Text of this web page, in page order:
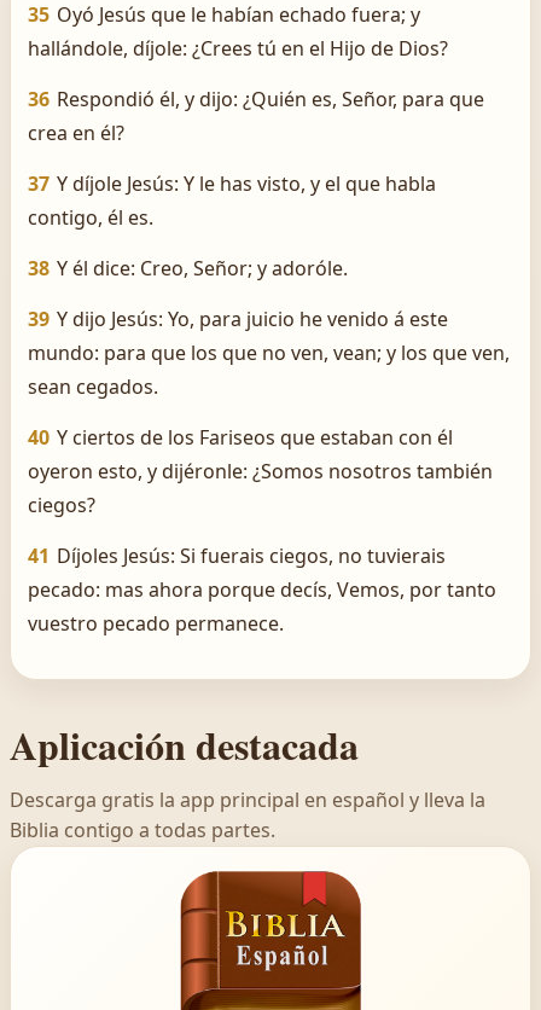
35 Oyó Jesús que le habían echado fuera; y
hallándole, díjole: ¿Crees tú en el Hijo de Dios?
36 Respondió él, y dijo: ¿Quién es, Señor, para que
crea en él?
37 Y díjole Jesús: Y le has visto, y el que habla
contigo, él es.
38 Y él dice: Creo, Señor; y adoróle.
39 Y dijo Jesús: Yo, para juicio he venido á este
mundo: para que los que no ven, vean; y los que ven,
sean cegados.
40 Y ciertos de los Fariseos que estaban con él
oyeron esto, y dijéronle: ¿Somos nosotros también
ciegos?
41 Díjoles Jesús: Si fuerais ciegos, no tuvierais
pecado: mas ahora porque decís, Vemos, por tanto
vuestro pecado permanece.
Aplicación destacada
Descarga gratis la app principal en español y lleva la
Biblia contigo a todas partes.